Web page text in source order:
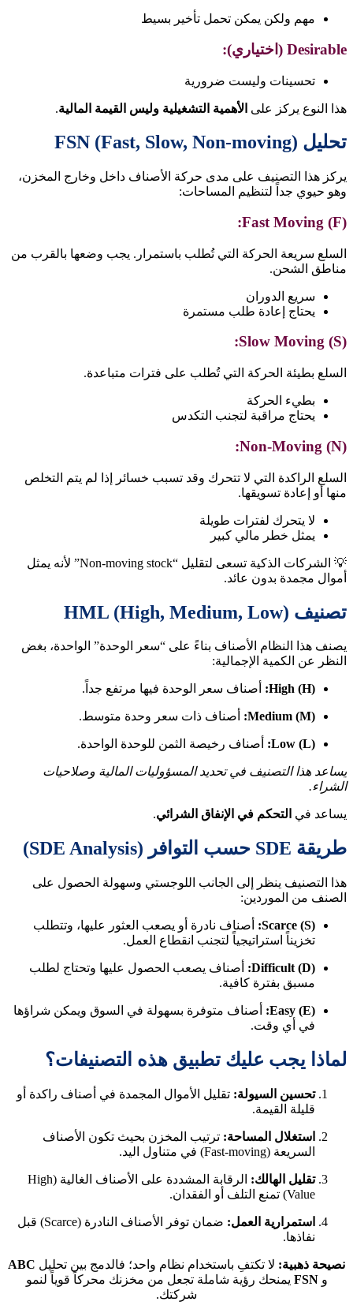
مهم ولكن يمكن تحمل تأخير بسيط
Desirable (اختياري):
تحسينات وليست ضرورية
هذا النوع يركز على الأهمية التشغيلية وليس القيمة المالية.
تحليل FSN (Fast, Slow, Non-moving)
يركز هذا التصنيف على مدى حركة الأصناف داخل وخارج المخزن،
وهو حيوي جداً لتنظيم المساحات:
Fast Moving (F):
السلع سريعة الحركة التي تُطلب باستمرار. يجب وضعها بالقرب من
مناطق الشحن.
سريع الدوران
يحتاج إعادة طلب مستمرة
Slow Moving (S):
السلع بطيئة الحركة التي تُطلب على فترات متباعدة.
بطيء الحركة
يحتاج مراقبة لتجنب التكدس
Non-Moving (N):
السلع الراكدة التي لا تتحرك وقد تسبب خسائر إذا لم يتم التخلص
منها أو إعادة تسويقها.
لا يتحرك لفترات طويلة
يمثل خطر مالي كبير
💡 الشركات الذكية تسعى لتقليل “Non-moving stock” لأنه يمثل
أموال مجمدة بدون عائد.
تصنيف HML (High, Medium, Low)
يصنف هذا النظام الأصناف بناءً على “سعر الوحدة” الواحدة، بغض
النظر عن الكمية الإجمالية:
High (H): أصناف سعر الوحدة فيها مرتفع جداً.
Medium (M): أصناف ذات سعر وحدة متوسط.
Low (L): أصناف رخيصة الثمن للوحدة الواحدة.
يساعد هذا التصنيف في تحديد المسؤوليات المالية وصلاحيات
الشراء.
يساعد في التحكم في الإنفاق الشرائي.
طريقة SDE حسب التوافر (SDE Analysis)
هذا التصنيف ينظر إلى الجانب اللوجستي وسهولة الحصول على
الصنف من الموردين:
Scarce (S):
أصناف نادرة أو يصعب العثور عليها، وتتطلب
تخزيناً استراتيجياً لتجنب انقطاع العمل.
Difficult (D):
أصناف يصعب الحصول عليها وتحتاج لطلب
مسبق بفترة كافية.
Easy (E):
أصناف متوفرة بسهولة في السوق ويمكن شراؤها
في أي وقت.
لماذا يجب عليك تطبيق هذه التصنيفات؟
تحسين السيولة: تقليل الأموال المجمدة في أصناف راكدة أو
قليلة القيمة.
استغلال المساحة: ترتيب المخزن بحيث تكون الأصناف
السريعة (Fast-moving) في متناول اليد.
تقليل الهالك:
الرقابة المشددة على الأصناف الغالية (High
Value) تمنع التلف أو الفقدان.
استمرارية العمل:
ضمان توفر الأصناف النادرة (Scarce) قبل
نفاذها.
نصيحة ذهبية: لا تكتفِ باستخدام نظام واحد؛ فالدمج بين تحليل ABC
وFSN يمنحك رؤية شاملة تجعل من مخزنك محركاً قوياً لنمو
شركتك.